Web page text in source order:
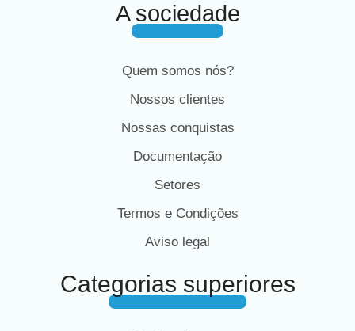
A sociedade
Quem somos nós?
Nossos clientes
Nossas conquistas
Documentação
Setores
Termos e Condições
Aviso legal
Categorias superiores